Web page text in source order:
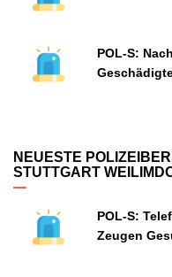
POL-S:
NEUESTE
STUTTGART
POL-S:
Zeugen